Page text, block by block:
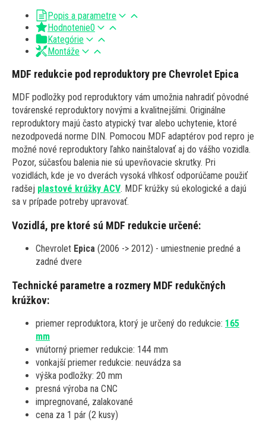
Popis a parametre
Hodnotenie0
Kategórie
Montáže
MDF redukcie pod reproduktory pre Chevrolet Epica
MDF podložky pod reproduktory vám umožnia nahradiť pôvodné
továrenské reproduktory novými a kvalitnejšími. Originálne
reproduktory majú často atypický tvar alebo uchytenie, ktoré
nezodpovedá norme DIN. Pomocou MDF adaptérov pod repro je
možné nové reproduktory ľahko nainštalovať aj do vášho vozidla.
Pozor, súčasťou balenia nie sú upevňovacie skrutky. Pri
vozidlách, kde je vo dverách vysoká vlhkosť odporúčame použiť
radšej plastové krúžky ACV. MDF krúžky sú ekologické a dajú
sa v prípade potreby upravovať.
Vozidlá, pre ktoré sú MDF redukcie určené:
Chevrolet Epica (2006 -> 2012) - umiestnenie predné a
zadné dvere
Technické parametre a rozmery MDF redukčných
krúžkov:
priemer reproduktora, ktorý je určený do redukcie: 165
mm
vnútorný priemer redukcie: 144 mm
vonkajší priemer redukcie: neuvádza sa
výška podložky: 20 mm
presná výroba na CNC
impregnované, zalakované
cena za 1 pár (2 kusy)